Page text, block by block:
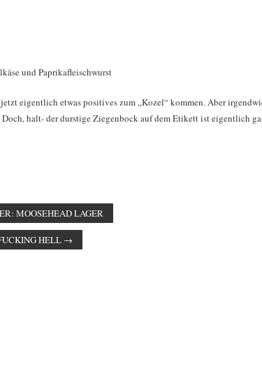
und Paprikafleischwurst
eigentlich etwas positives zum „Kozel“ kommen. Aber
halt- der durstige Ziegenbock auf dem Etikett ist eigentlich
MOOSEHEAD LAGER
HELL →